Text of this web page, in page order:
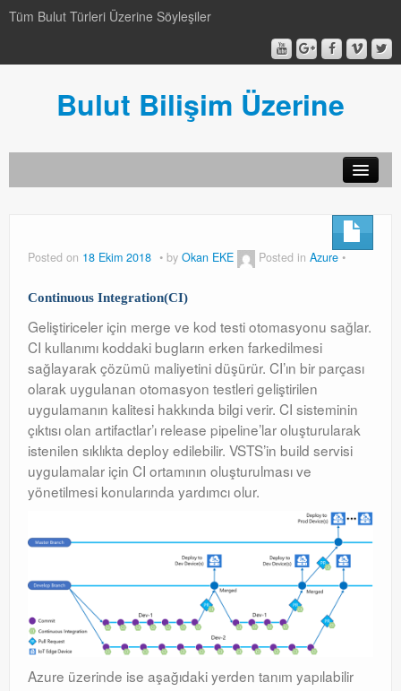
Tüm Bulut Türleri Üzerine Söyleşiler
Bulut Bilişim Üzerine
Video-Webcast-Seminer
Video-Webcast-Seminer
Windows Server Family
Windows Server Family
SCOM
Orchestrator
Watchguard
Watchguard
Posted on 18 Ekim 2018 by Okan EKE Posted in Azure
Continuous Integration(CI)
Geliştiriceler için merge ve kod testi otomasyonu sağlar.
CI kullanımı koddaki bugların erken farkedilmesi
sağlayarak çözümü maliyetini düşürür. CI’ın bir parçası
olarak uygulanan otomasyon testleri geliştirilen
uygulamanın kalitesi hakkında bilgi verir. CI sisteminin
çıktısı olan artifactlar’ı release pipeline’lar oluşturularak
istenilen sıklıkta deploy edilebilir. VSTS’in build servisi
uygulamalar için CI ortamının oluşturulması ve
yönetilmesi konularında yardımcı olur.
Azure üzerinde ise aşağıdaki yerden tanım yapılabilir